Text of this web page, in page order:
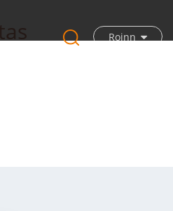
Roinn